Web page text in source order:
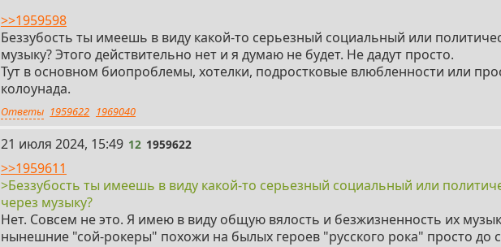
>>1959598
Беззубость ты имеешь в виду какой-то серьезный социальный или
музыку? Этого действительно нет и я думаю не будет. Не дадут просто.
Тут в основном биопроблемы, хотелки, подростковые влюбленности или
колоунада.
Ответы 1959622 1969040
12
21 июля 2024, 15:49 12 1959622
>>1959611
>Беззубость ты имеешь в виду какой-то серьезный социальный или
через музыку?
Нет. Совсем не это. Я имею в виду общую вялость и безжизненность их
нынешние "сой-рокеры" похожи на былых героев "русского рока" просто до